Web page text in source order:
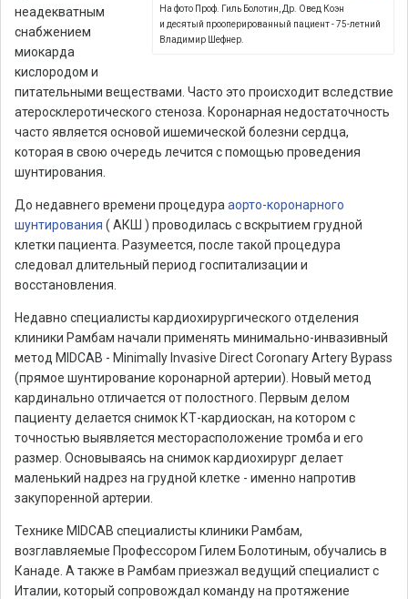
На фото Проф. Гиль Болотин, Др. Овед Коэн
и десятый прооперированный пациент - 75-летний
Владимир Шефнер.
неадекватным
снабжением
миокарда
кислородом и
питательными веществами. Часто это происходит вследствие
атеросклеротического стеноза. Коронарная недостаточность
часто является основой ишемической болезни сердца,
которая в свою очередь лечится с помощью проведения
шунтирования.
До недавнего времени процедура аорто-коронарного
шунтирования ( АКШ ) проводилась с вскрытием грудной
клетки пациента. Разумеется, после такой процедура
следовал длительный период госпитализации и
восстановления.
Недавно специалисты кардиохирургического отделения
клиники Рамбам начали применять минимально-инвазивный
метод MIDCAB - Minimally Invasive Direct Coronary Artery Bypass
(прямое шунтирование коронарной артерии). Новый метод
кардинально отличается от полостного. Первым делом
пациенту делается снимок КТ-кардиоскан, на котором с
точностью выявляется месторасположение тромба и его
размер. Основываясь на снимок кардиохирург делает
маленький надрез на грудной клетке - именно напротив
закупоренной артерии.
Технике MIDCAB специалисты клиники Рамбам,
возглавляемые Профессором Гилем Болотиным, обучались в
Канаде. А также в Рамбам приезжал ведущий специалист с
Италии, который сопровождал команду на протяжение